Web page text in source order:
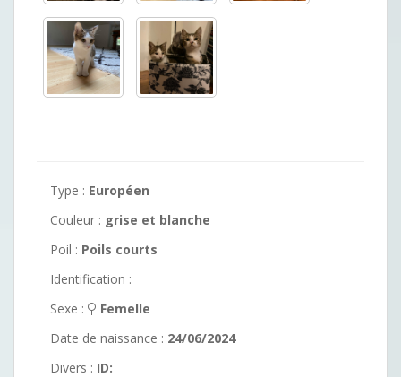
Type : Européen
Couleur : grise et blanche
Poil : Poils courts
Identification :
Sexe :
Femelle
Date de naissance : 24/06/2024
Divers : ID: